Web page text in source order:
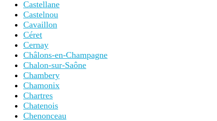
Castellane
Castelnou
Cavaillon
Céret
Cernay
Châlons-en-Champagne
Chalon-sur-Saône
Chambery
Chamonix
Chartres
Chatenois
Chenonceau